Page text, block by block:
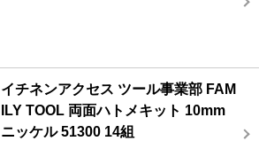
イチネンアクセス ツール事業部 FAM
ILY TOOL 両面ハトメキット 10mm
ニッケル 51300 14組